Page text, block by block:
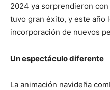
2024 ya sorprendieron
tuvo gran éxito, y este año
incorporación de nuevos
Un espectáculo diferente
La animación navideña